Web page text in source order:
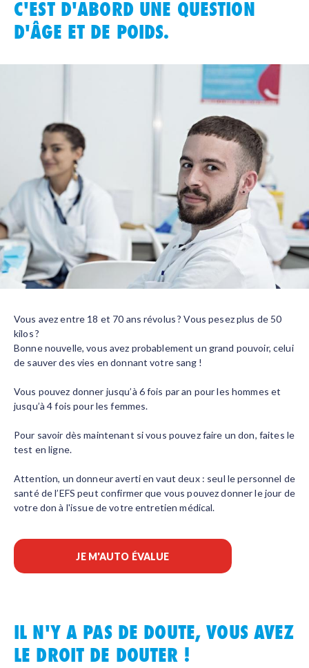
C'EST D'ABORD UNE QUESTION
D'ÂGE ET DE POIDS.
Vous avez entre 18 et 70 ans révolus ? Vous pesez plus de 50
kilos ?
Bonne nouvelle, vous avez probablement un grand pouvoir, celui
de sauver des vies en donnant votre sang !
Vous pouvez donner jusqu’à 6 fois par an pour les hommes et
jusqu’à 4 fois pour les femmes.
Pour savoir dès maintenant si vous pouvez faire un don, faites le
test en ligne.
Attention, un donneur averti en vaut deux : seul le personnel de
santé de l’EFS peut confirmer que vous pouvez donner le jour de
votre don à l'issue de votre entretien médical.
JE M'AUTO ÉVALUE
IL N'Y A PAS DE DOUTE, VOUS AVEZ
LE DROIT DE DOUTER !